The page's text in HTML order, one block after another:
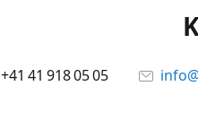
+41 41 918 05 05